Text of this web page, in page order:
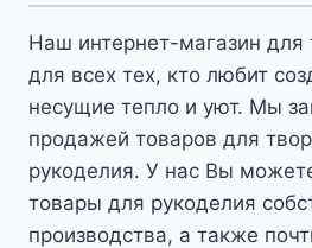
Наш интернет-магазин для
для всех тех, кто любит
несущие тепло и уют. Мы
продажей товаров для
рукоделия. У нас Вы
товары для рукоделия
производства, а также